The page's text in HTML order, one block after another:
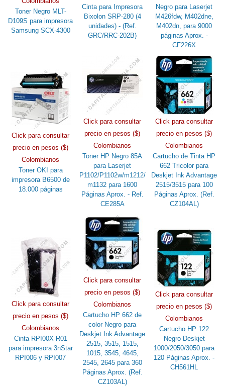
Toner Negro MLT-
D109S para impresora
Samsung SCX-4300
Cinta para Impresora
Bixolon SRP-280 (4
unidades) - (Ref.
GRC/RRC-202B)
Negro para Laserjet
M426fdw, M402dne,
M402dn, para 9000
páginas Aprox. -
CF226X
Click para consultar
precio en pesos ($)
Colombianos
Toner OKI para
impresora B6500 de
18.000 páginas
Click para consultar
precio en pesos ($)
Colombianos
Toner HP Negro 85A
para Laserjet
P1102/P1102w/m1212/
m1132 para 1600
Páginas Aprox. - Ref.
CE285A
Click para consultar
precio en pesos ($)
Colombianos
Cartucho de Tinta HP
662 Tricolor para
Deskjet Ink Advantage
2515/3515 para 100
Páginas Aprox. (Ref.
CZ104AL)
Click para consultar
precio en pesos ($)
Colombianos
Cinta RPI00X-R01
para impresora 3nStar
RPI006 y RPI007
Click para consultar
precio en pesos ($)
Colombianos
Cartucho HP 662 de
color Negro para
Deskjet Ink Advantage
2515, 3515, 1515,
1015, 3545, 4645,
2545, 2645 para 360
Páginas Aprox. (Ref.
CZ103AL)
Click para consultar
precio en pesos ($)
Colombianos
Cartucho HP 122
Negro Deskjet
1000/2050/3050 para
120 Páginas Aprox. -
CH561HL